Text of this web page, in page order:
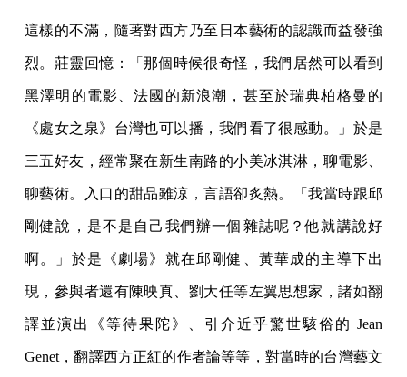
這樣的不滿，隨著對西方乃至日本藝術的認識而益發強
烈。莊靈回憶：「那個時候很奇怪，我們居然可以看到
黑澤明的電影、法國的新浪潮，甚至於瑞典柏格曼的
《處女之泉》台灣也可以播，我們看了很感動。」於是
三五好友，經常聚在新生南路的小美冰淇淋，聊電影、
聊藝術。入口的甜品雖涼，言語卻炙熱。「我當時跟邱
剛健說，是不是自己我們辦一個雜誌呢？他就講說好
啊。」於是《劇場》就在邱剛健、黃華成的主導下出
現，參與者還有陳映真、劉大任等左翼思想家，諸如翻
譯並演出《等待果陀》、引介近乎驚世駭俗的 Jean
Genet，翻譯西方正紅的作者論等等，對當時的台灣藝文